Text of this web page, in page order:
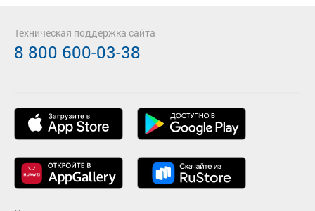
Техническая поддержка сайта
8 800 600-03-38